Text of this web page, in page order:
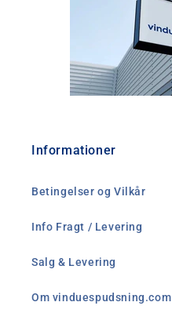
Informationer
Betingelser og Vilkår
Info Fragt / Levering
Salg & Levering
Om vinduespudsning.com